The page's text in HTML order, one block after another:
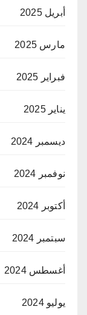
أبريل 2025
مارس 2025
فبراير 2025
يناير 2025
ديسمبر 2024
نوفمبر 2024
أكتوبر 2024
سبتمبر 2024
أغسطس 2024
يوليو 2024